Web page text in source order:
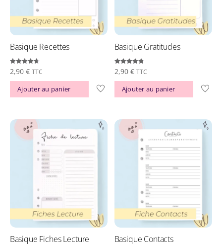
Basique Recettes
Note
4.68
sur 5
2,90 € TTC
Ajouter au panier
Basique Gratitudes
Note
4.83
sur 5
2,90 € TTC
Ajouter au panier
Basique Fiches Lecture Basique Contacts